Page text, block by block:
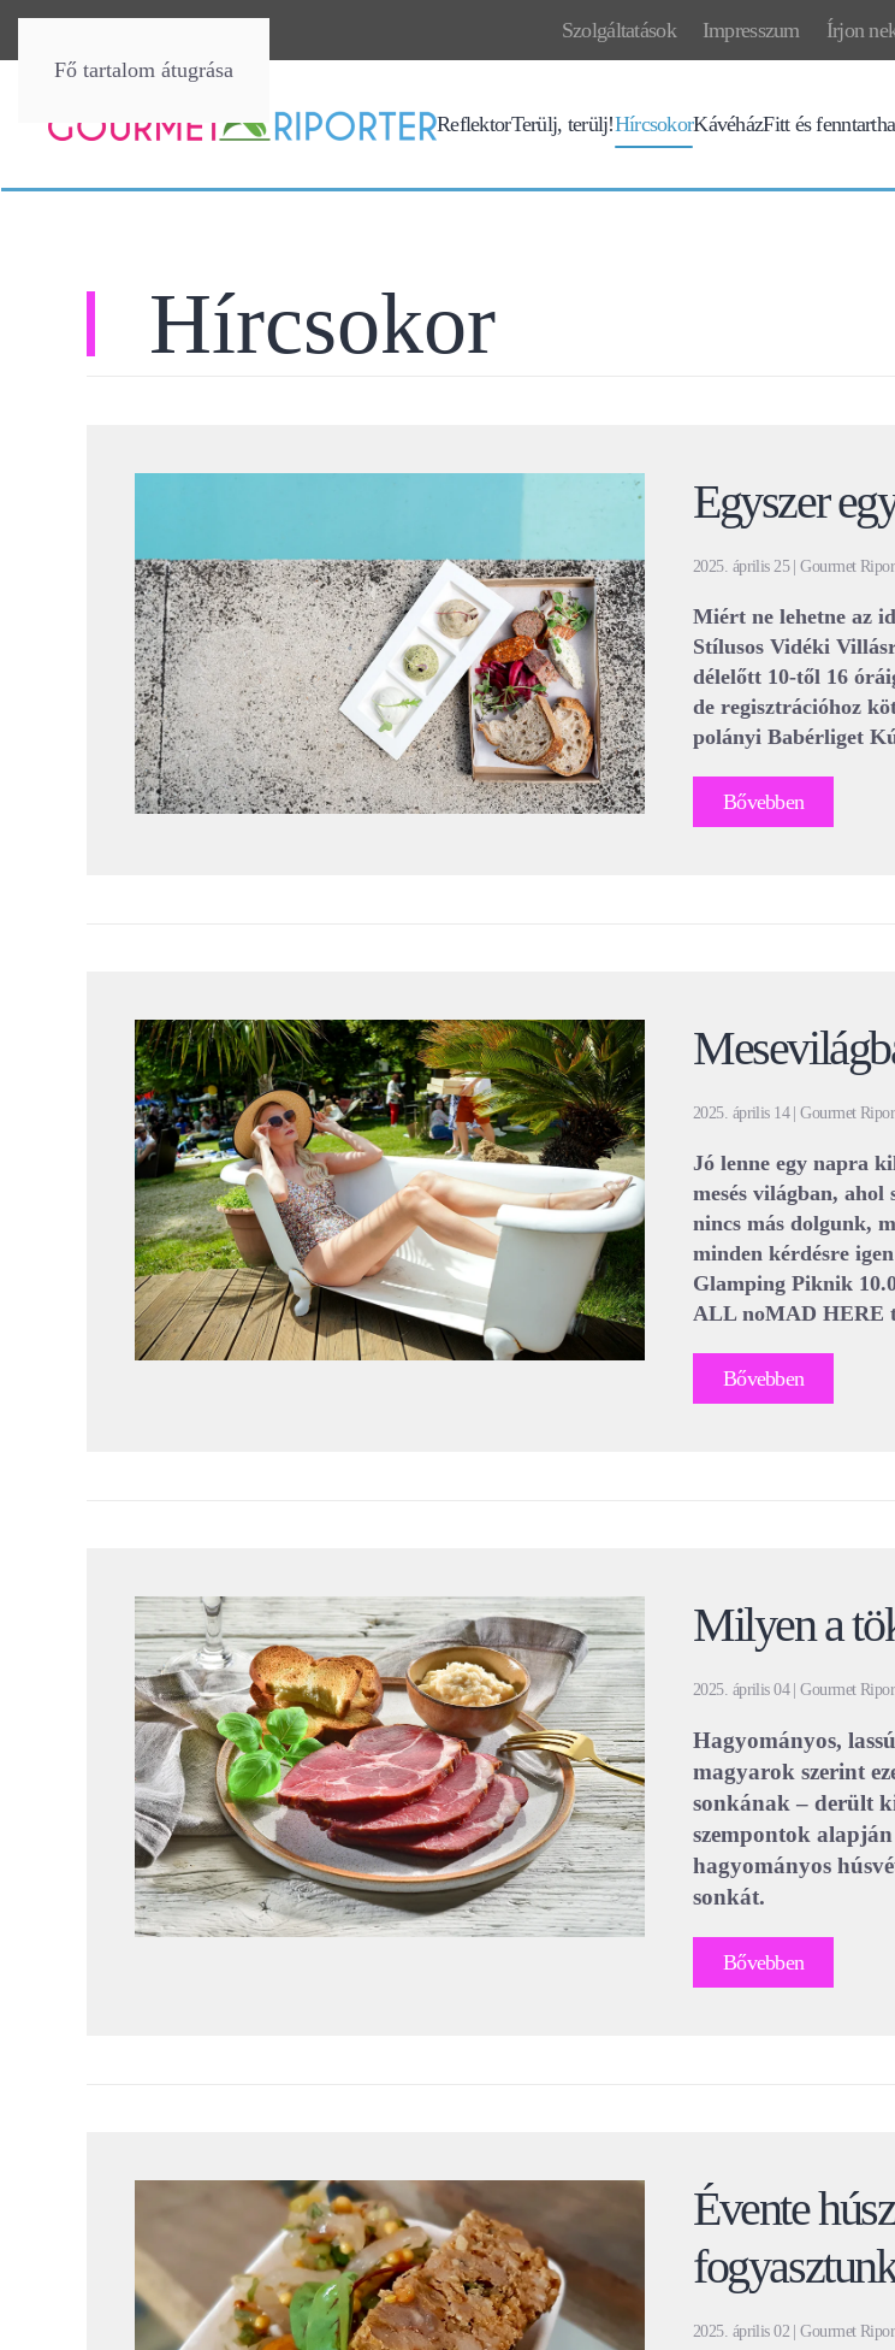
Fő tartalom átugrása
Szolgáltatások Impresszum Írjon
ReflektorTerülj, terülj!HírcsokorKávéházFitt és
Hírcsokor
Egyszer
2025. április 25 | Gourmet
Miért ne lehetne az
Stílusos Vidéki
délelőtt 10-től 16
de regisztrációhoz
polányi Babérliget
Bővebben
2025. április 14 | Gourmet
Jó lenne egy napra
mesés világban,
nincs más dolgunk,
minden kérdésre
Glamping Piknik
ALL noMAD HERE
Bővebben
Milyen a
2025. április 04 | Gourmet
Hagyományos,
magyarok szerint
sonkának – derült
szempontok
hagyományos
sonkát.
Bővebben
Évente
2025. április 02 | Gourmet